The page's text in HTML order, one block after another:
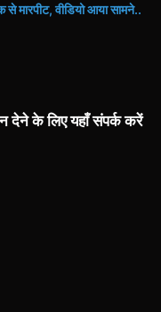
से मारपीट, वीडियो आया सामने..
देने के लिए यहाँ संपर्क करें